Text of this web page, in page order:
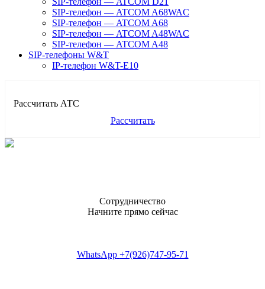
SIP-телефон — ATCOM A68WAC
SIP-телефон — ATCOM A68
SIP-телефон — ATCOM A48WAC
SIP-телефон — ATCOM A48
SIP-телефоны W&T
IP-телефон W&T-E10
Рассчитать АТС
Рассчитать
Сотрудничество
Начните прямо сейчас
WhatsApp +7(926)747-95-71